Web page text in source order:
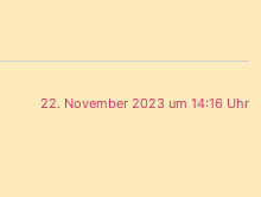
22. November 2023 um 14:16 Uhr